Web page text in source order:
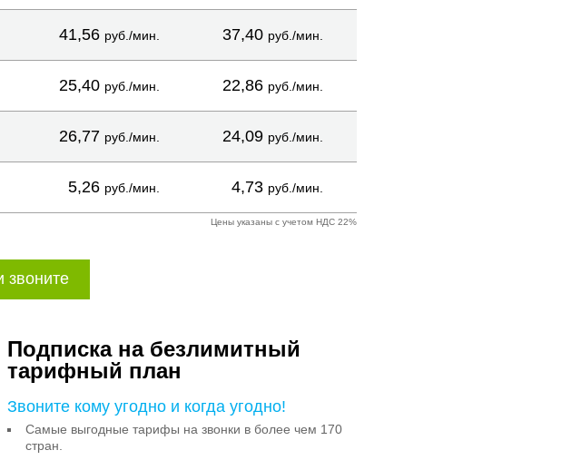
41,56 руб./мин. 37,40 руб./мин.
25,40 руб./мин. 22,86 руб./мин.
26,77 руб./мин. 24,09 руб./мин.
5,26 руб./мин. 4,73 руб./мин.
Цены указаны с учетом НДС 22%
звоните
Подписка на безлимитный
тарифный план
Звоните кому угодно и когда угодно!
Самые выгодные тарифы на звонки в более чем 170
стран.